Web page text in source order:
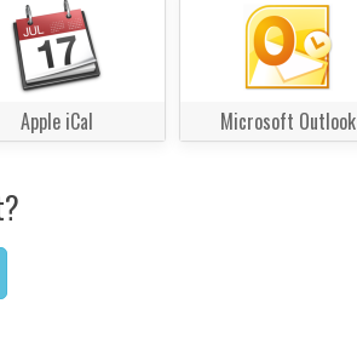
Apple iCal Microsoft Outlook